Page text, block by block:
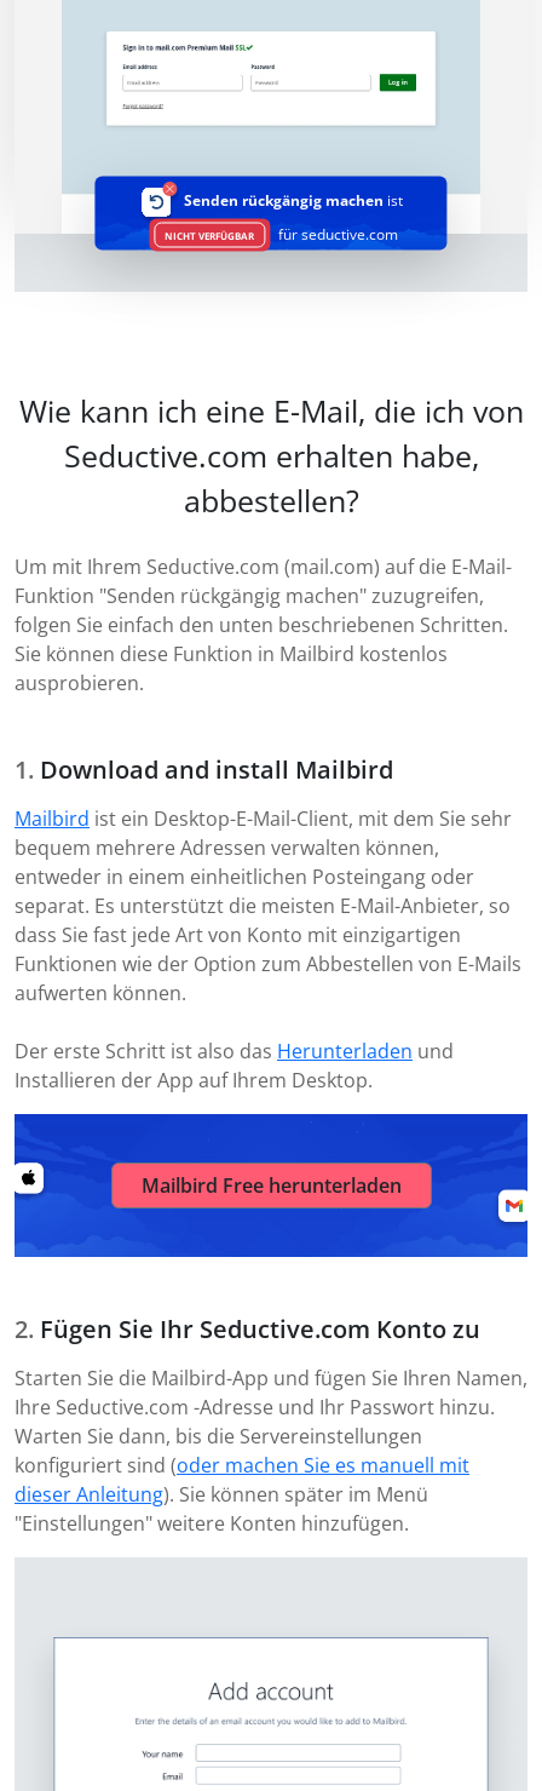
Senden rückgängig machen ist
NICHT VERFÜGBAR für seductive.com
Wie kann ich eine E-Mail, die ich von
Seductive.com erhalten habe,
abbestellen?
Um mit Ihrem Seductive.com (mail.com) auf die E-Mail-
Funktion "Senden rückgängig machen" zuzugreifen,
folgen Sie einfach den unten beschriebenen Schritten.
Sie können diese Funktion in Mailbird kostenlos
ausprobieren.
Download and install Mailbird
Mailbird ist ein Desktop-E-Mail-Client, mit dem Sie sehr
bequem mehrere Adressen verwalten können,
entweder in einem einheitlichen Posteingang oder
separat. Es unterstützt die meisten E-Mail-Anbieter, so
dass Sie fast jede Art von Konto mit einzigartigen
Funktionen wie der Option zum Abbestellen von E-Mails
aufwerten können.
Der erste Schritt ist also das Herunterladen und
Installieren der App auf Ihrem Desktop.
Mailbird Free herunterladen
Fügen Sie Ihr Seductive.com Konto zu
Starten Sie die Mailbird-App und fügen Sie Ihren Namen,
Ihre Seductive.com -Adresse und Ihr Passwort hinzu.
Warten Sie dann, bis die Servereinstellungen
konfiguriert sind (oder machen Sie es manuell mit
dieser Anleitung). Sie können später im Menü
"Einstellungen" weitere Konten hinzufügen.